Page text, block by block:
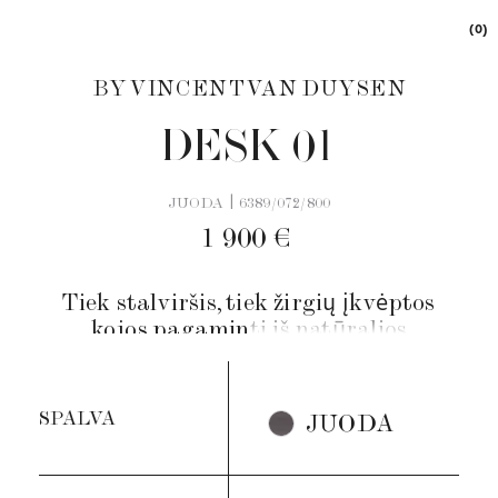
(0)
BY VINCENT VAN DUYSEN
DESK 01
JUODA | 6389/072/800
1 900 €
Tiek stalviršis, tiek žirgių įkvėptos
kojos pagaminti iš natūralios
medienos. Nesenstantis stilius,
Švelnios ir elegantiškos linijos
išryškina medienos sodrumą ir
SPALVA JUODA